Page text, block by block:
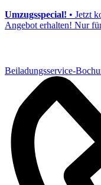
Umzugsspecial! • Jetzt
Angebot erhalten! Nur
Beiladungsservice-